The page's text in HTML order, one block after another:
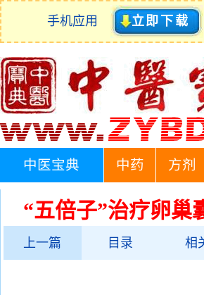
手机应用 立即下载
中医宝典 中药 方剂
“五倍子”治疗卵巢
上一篇 目录 相